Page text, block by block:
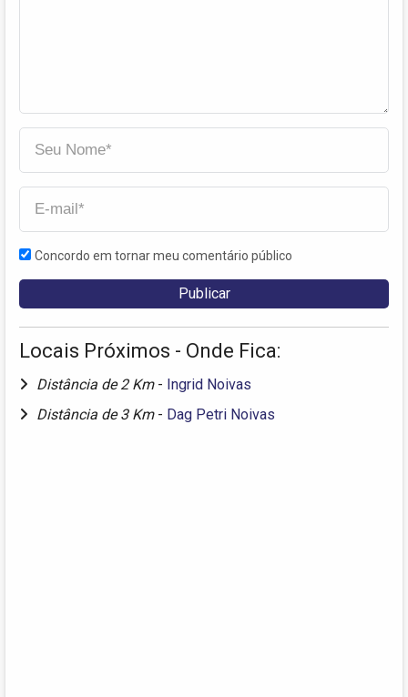
Concordo em tornar meu comentário público
Locais Próximos - Onde Fica:
Distância de 2 Km - Ingrid Noivas
Distância de 3 Km - Dag Petri Noivas